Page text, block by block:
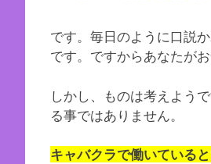
です。毎日のように口説
です。ですからあなたが
しかし、ものは考えよう
る事ではありません。
キャバクラで働いている